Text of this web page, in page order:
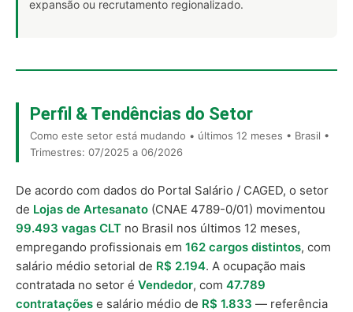
expansão ou recrutamento regionalizado.
Perfil & Tendências do Setor
Como este setor está mudando • últimos 12 meses • Brasil •
Trimestres: 07/2025 a 06/2026
De acordo com dados do Portal Salário / CAGED, o setor
de Lojas de Artesanato (CNAE 4789-0/01) movimentou
99.493 vagas CLT no Brasil nos últimos 12 meses,
empregando profissionais em 162 cargos distintos, com
salário médio setorial de R$ 2.194. A ocupação mais
contratada no setor é Vendedor, com 47.789
contratações e salário médio de R$ 1.833 — referência